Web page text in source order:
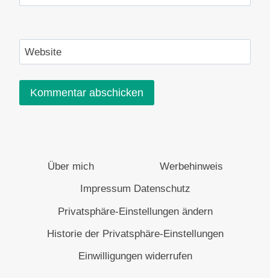
Website
Über mich
Werbehinweis
Impressum Datenschutz
Privatsphäre-Einstellungen ändern
Historie der Privatsphäre-Einstellungen
Einwilligungen widerrufen